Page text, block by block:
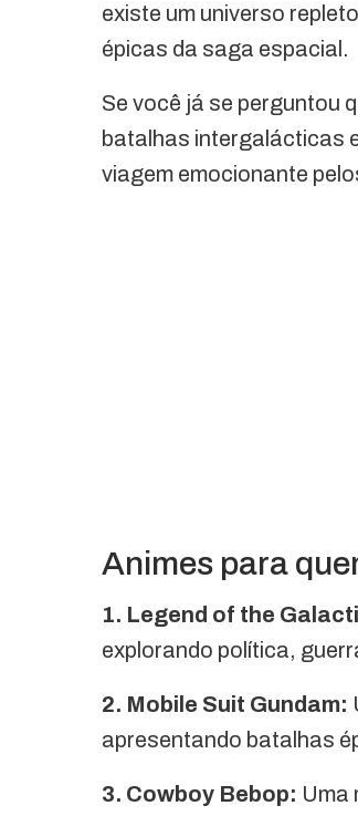
existe um universo
épicas da saga espacial.
Se você já se perguntou
batalhas intergalácticas
viagem emocionante
Animes para
1. Legend of the
explorando política,
2. Mobile Suit Gundam:
apresentando batalhas
3. Cowboy Bebop: Uma